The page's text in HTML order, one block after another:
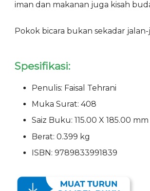
iman dan makanan juga kisah
Pokok bicara bukan sekadar
Spesifikasi:
Penulis: Faisal Tehrani
Muka Surat: 408
Saiz Buku: 115.00 X 185.00 mm
Berat: 0.399 kg
ISBN: 9789833991839